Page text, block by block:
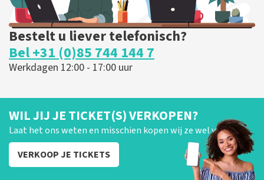
Bestelt u liever telefonisch?
Bel +31 (0)85 744 144 7
Werkdagen 12:00 - 17:00 uur
WIL JIJ JE TICKET(S) VERKOPEN?
Laat het ons weten en misschien kopen wij ze wel van je!
VERKOOP JE TICKETS